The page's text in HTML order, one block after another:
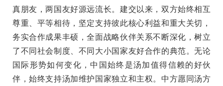
真朋友，两国友好源远流长。建交以来，双方始终相互
尊重、平等相待，坚定支持彼此核心利益和重大关切，
务实合作成果丰硕，全面战略伙伴关系不断深化，树立
了不同社会制度、不同大小国家友好合作的典范。无论
国际形势如何变化，中国始终是汤加值得信赖的好伙
伴，始终支持汤加维护国家独立和主权。中方愿同汤方